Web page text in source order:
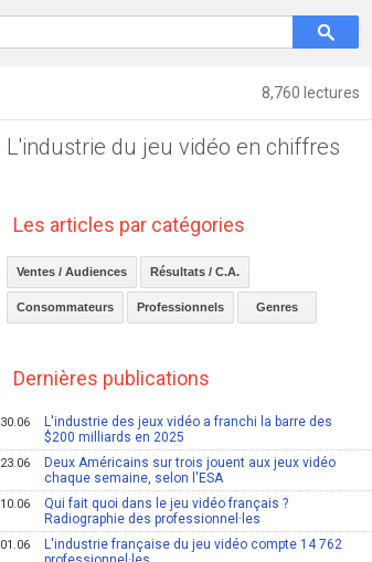
8,760 lectures
L'industrie du jeu vidéo en chiffres
Les articles par catégories
Ventes / Audiences Résultats / C.A.
Consommateurs Professionnels Genres
Dernières publications
30.06
L'industrie des jeux vidéo a franchi la barre des
$200 milliards en 2025
23.06
Deux Américains sur trois jouent aux jeux vidéo
chaque semaine, selon l'ESA
10.06
Qui fait quoi dans le jeu vidéo français ?
Radiographie des professionnel·les
01.06
L'industrie française du jeu vidéo compte 14 762